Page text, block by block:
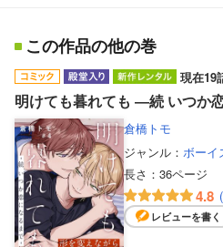
この作品の他の巻
現在19
明けても暮れても ―続 いつか
倉橋トモ
ジャンル： ボーイ
長さ： 36ページ
4.8
レビューを書く